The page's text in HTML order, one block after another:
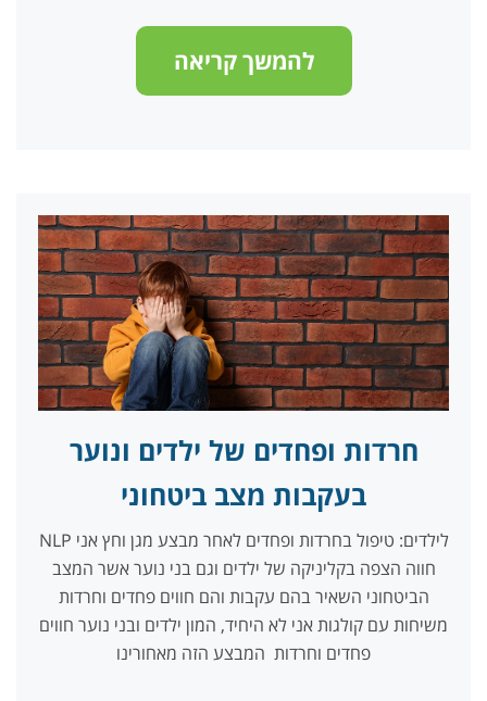
להמשך קריאה
חרדות ופחדים של ילדים ונוער
בעקבות מצב ביטחוני
NLP לילדים: טיפול בחרדות ופחדים לאחר מבצע מגן וחץ אני
חווה הצפה בקליניקה של ילדים וגם בני נוער אשר המצב
הביטחוני השאיר בהם עקבות והם חווים פחדים וחרדות
משיחות עם קולגות אני לא היחיד, המון ילדים ובני נוער חווים
פחדים וחרדות המבצע הזה מאחורינו